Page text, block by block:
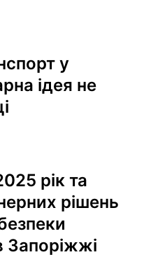
у
ідея не
рік та
рішень
Запоріжжі